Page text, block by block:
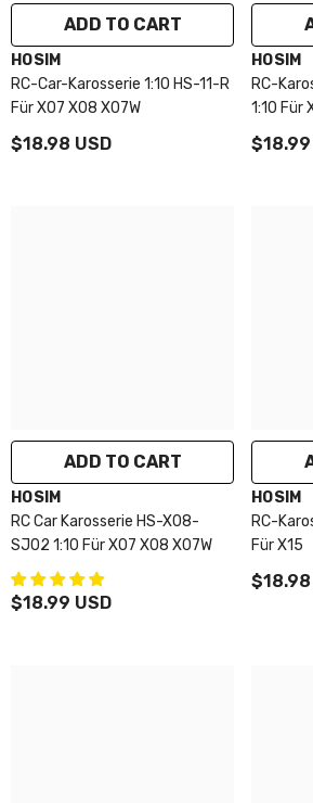
ADD TO CART
VENDOR:
HOSIM
RC-Car-Karosserie 1:10 HS-11-R
Für X07 X08 X07W
$18.98 USD
VENDOR:
HOSIM
RC-
1:10 Für
$18.99
ADD TO CART
VENDOR:
HOSIM
RC Car Karosserie HS-X08-
SJ02 1:10 Für X07 X08 X07W
$18.99 USD
VENDOR:
HOSIM
RC-
Für X15
$18.98